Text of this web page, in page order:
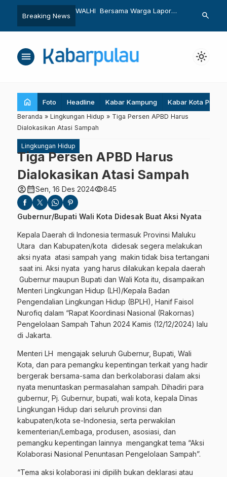
Breaking News
WALHI Bersama Warga Lapor
Temuan
search
menu light_mode
home Foto Headline Kabar Kampung Kabar Kota Pulau
Beranda » Lingkungan Hidup » Tiga Persen APBD Harus
Dialokasikan Atasi Sampah
Lingkungan Hidup
Tiga Persen APBD Harus
Dialokasikan Atasi Sampah
account_circlecalendar_monthSen, 16 Des 2024visibility845
Gubernur/Bupati Wali Kota Didesak Buat Aksi Nyata
Kepala Daerah di Indonesia termasuk Provinsi Maluku
Utara dan Kabupaten/kota didesak segera melakukan
aksi nyata atasi sampah yang makin tidak bisa tertangani
saat ini. Aksi nyata yang harus dilakukan kepala daerah
Gubernur maupun Bupati dan Wali Kota itu, disampaikan
Menteri Lingkungan Hidup (LH)/Kepala Badan
Pengendalian Lingkungan Hidup (BPLH), Hanif Faisol
Nurofiq dalam “Rapat Koordinasi Nasional (Rakornas)
Pengelolaan Sampah Tahun 2024 Kamis (12/12/2024) lalu
di Jakarta.
Menteri LH mengajak seluruh Gubernur, Bupati, Wali
Kota, dan para pemangku kepentingan terkait yang hadir
bergerak bersama-sama dan berkolaborasi dalam aksi
nyata menuntaskan permasalahan sampah. Dihadiri para
gubernur, Pj. Gubernur, bupati, wali kota, kepala Dinas
Lingkungan Hidup dari seluruh provinsi dan
kabupaten/kota se-Indonesia, serta perwakilan
kementerian/Lembaga, produsen, asosiasi, dan
pemangku kepentingan lainnya mengangkat tema “Aksi
Kolaborasi Nasional Penuntasan Pengelolaan Sampah”.
“Tema aksi kolaborasi ini dipilih bukan deklarasi atau